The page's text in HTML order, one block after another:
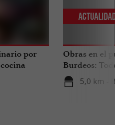
por
Obras en el
Burdeos:
tus viajes en
5,0 km -